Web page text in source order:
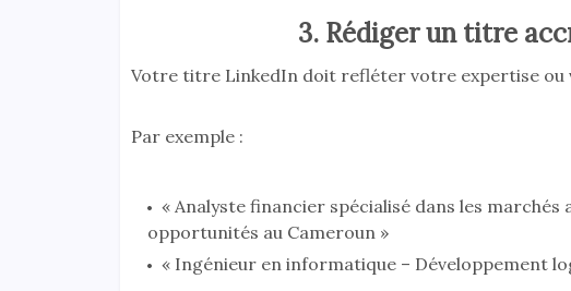
3. Rédiger un titre
Votre titre LinkedIn doit refléter votre expertise
Par exemple :
« Analyste financier spécialisé dans les
opportunités au Cameroun »
« Ingénieur en informatique – Développement